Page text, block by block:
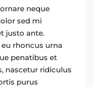
neque
sed mi
justo ante.
rhoncus urna
penatibus et
nascetur ridiculus
purus